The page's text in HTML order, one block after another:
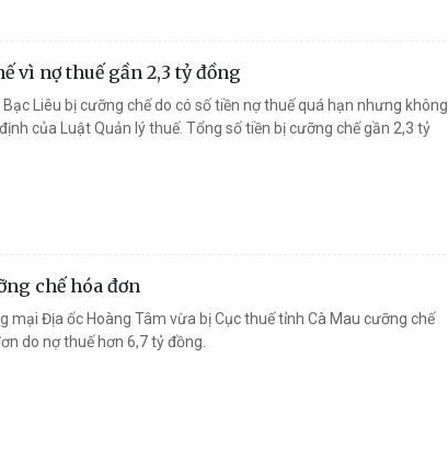
vì nợ thuế gần 2,3 tỷ đồng
Bạc Liêu bị cưỡng chế do có số tiền nợ thuế quá hạn nhưng không
của Luật Quản lý thuế. Tổng số tiền bị cưỡng chế gần 2,3 tỷ
chế hóa đơn
mại Địa ốc Hoàng Tâm vừa bị Cục thuế tỉnh Cà Mau cưỡng chế
do nợ thuế hơn 6,7 tỷ đồng.